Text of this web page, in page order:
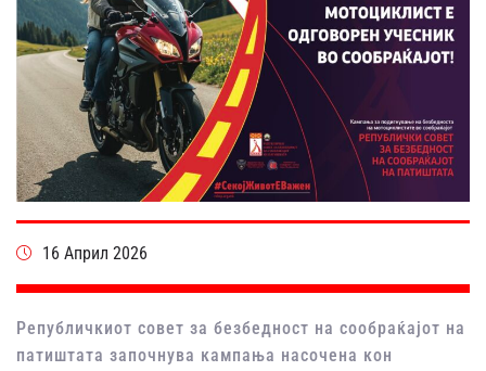
16 Април 2026
Републичкиот совет за безбедност на сообраќајот на
патиштата започнува кампања насочена кон